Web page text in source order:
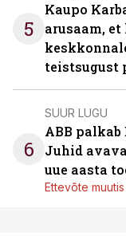
5
Kaupo
arusaam,
teistsugust
6
SUUR LUGU
ABB
Juhid
uue aasta
Ettevõte